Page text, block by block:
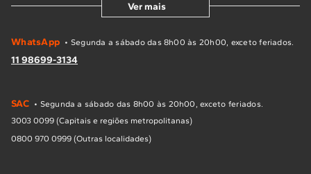
Ver mais
WhatsApp • Segunda a sábado das 8h00 às 20h00, exceto feriados.
11 98699-3134
SAC • Segunda a sábado das 8h00 às 20h00, exceto feriados.
3003 0099 (Capitais e regiões metropolitanas)
0800 970 0999 (Outras localidades)